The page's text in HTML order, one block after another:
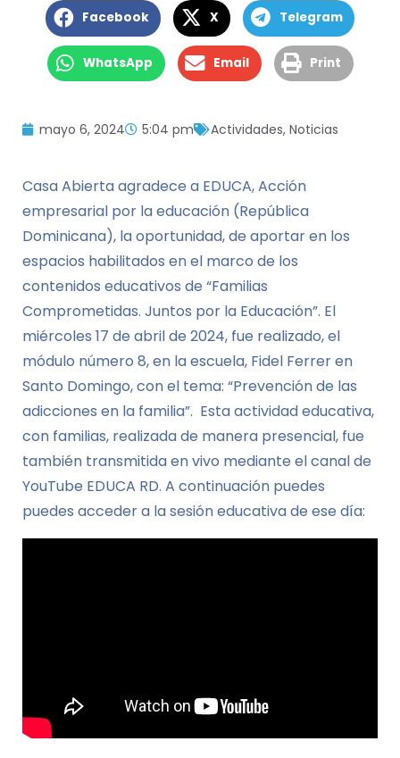
Facebook X Telegram
WhatsApp Email Print
mayo 6, 2024 5:04 pm Actividades, Noticias
Casa Abierta agradece a EDUCA, Acción
empresarial por la educación (República
Dominicana), la oportunidad, de aportar en los
espacios habilitados en el marco de los
contenidos educativos de “Familias
Comprometidas. Juntos por la Educación”. El
miércoles 17 de abril de 2024, fue realizado, el
módulo número 8, en la escuela, Fidel Ferrer en
Santo Domingo, con el tema: “Prevención de las
adicciones en la familia”. Esta actividad educativa,
con familias, realizada de manera presencial, fue
también transmitida en vivo mediante el canal de
YouTube EDUCA RD. A continuación puedes
puedes acceder a la sesión educativa de ese día: